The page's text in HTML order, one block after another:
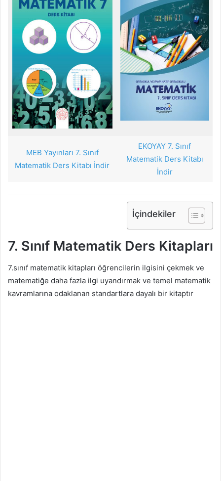
MEB Yayınları 7. Sınıf
Matematik Ders Kitabı İndir
EKOYAY 7. Sınıf
Matematik Ders Kitabı
İndir
İçindekiler
7. Sınıf Matematik Ders Kitapları
7.sınıf matematik kitapları öğrencilerin ilgisini çekmek ve
matematiğe daha fazla ilgi uyandırmak ve temel matematik
kavramlarına odaklanan standartlara dayalı bir kitaptır